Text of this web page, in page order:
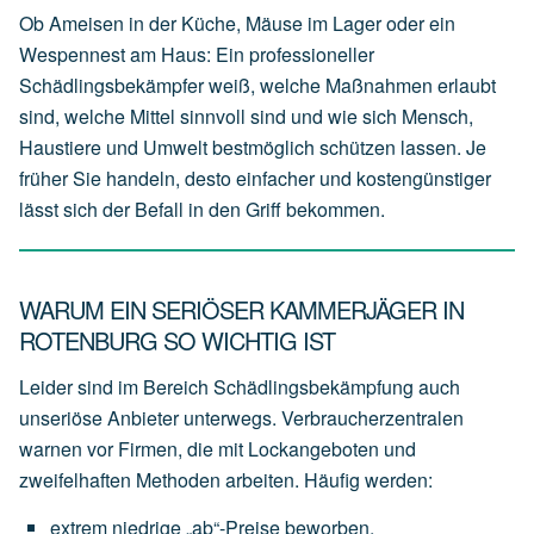
Ob Ameisen in der Küche, Mäuse im Lager oder ein
Wespennest am Haus: Ein professioneller
Schädlingsbekämpfer weiß, welche Maßnahmen erlaubt
sind, welche Mittel sinnvoll sind und wie sich Mensch,
Haustiere und Umwelt bestmöglich schützen lassen. Je
früher Sie handeln, desto einfacher und kostengünstiger
lässt sich der Befall in den Griff bekommen.
WARUM EIN SERIÖSER KAMMERJÄGER IN
ROTENBURG SO WICHTIG IST
Leider sind im Bereich Schädlingsbekämpfung auch
unseriöse Anbieter unterwegs. Verbraucherzentralen
warnen vor Firmen, die mit Lockangeboten und
zweifelhaften Methoden arbeiten. Häufig werden:
extrem niedrige„ab“-Preisebeworben,